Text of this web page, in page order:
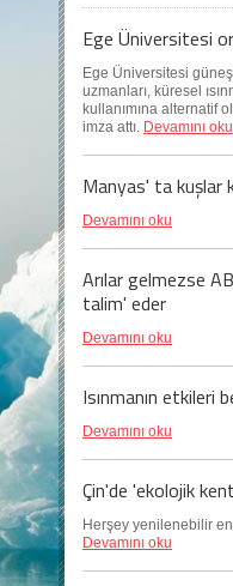
Ege Üniversitesi
Ege Üniversitesi
uzmanları, küresel
kullanımına alternatif
imza attı. Devamını oku
Manyas' ta kuşlar
Devamını oku
Arılar gelmezse
talim' eder
Devamını oku
Isınmanın etkileri
Devamını oku
Çin'de 'ekolojik
Herşey yenilenebilir
Devamını oku